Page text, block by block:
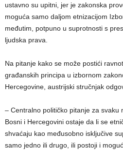
ustavno su upitni, jer je zakonska
moguća samo daljom etnizacijom
međutim, potpuno u suprotnosti s
ljudska prava.
Na pitanje kako se može postići
građanskih principa u izbornom
Hercegovine, austrijski stručnjak
– Centralno političko pitanje za svaku
Bosni i Hercegovini ostaje da li se
shvaćaju kao međusobno isključive
samo jedno ili drugo, ili postoji i